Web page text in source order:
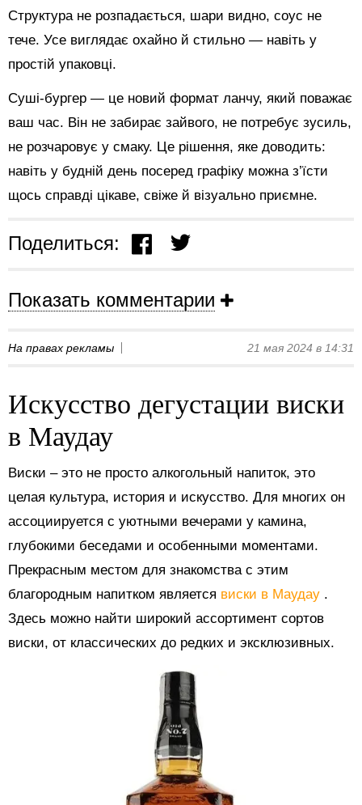
Структура не розпадається, шари видно, соус не
тече. Усе виглядає охайно й стильно — навіть у
простій упаковці.
Суші-бургер — це новий формат ланчу, який поважає
ваш час. Він не забирає зайвого, не потребує зусиль,
не розчаровує у смаку. Це рішення, яке доводить:
навіть у будній день посеред графіку можна з’їсти
щось справді цікаве, свіже й візуально приємне.
Поделиться:
Показать комментарии
На правах рекламы 21 мая 2024 в 14:31
Искусство дегустации виски
в Маудау
Виски – это не просто алкогольный напиток, это
целая культура, история и искусство. Для многих он
ассоциируется с уютными вечерами у камина,
глубокими беседами и особенными моментами.
Прекрасным местом для знакомства с этим
благородным напитком является виски в Маудау .
Здесь можно найти широкий ассортимент сортов
виски, от классических до редких и эксклюзивных.